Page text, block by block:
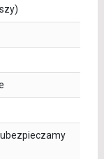
ubezpieczamy